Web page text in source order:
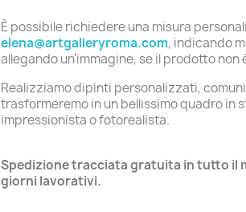
È possibile richiedere una misura
elena@artgalleryroma.com, indicando
allegando un'immagine, se il prodotto non
Realizziamo dipinti personalizzati,
trasformeremo in un bellissimo quadro in
impressionista o fotorealista.
Spedizione tracciata gratuita in tutto il
giorni lavorativi.